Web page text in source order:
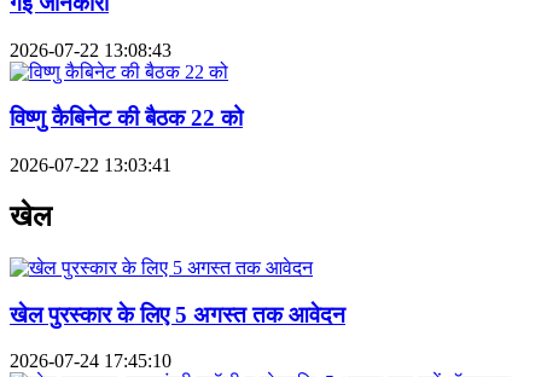
2026-07-22 13:08:43
विष्णु कैबिनेट की बैठक 22 को
2026-07-22 13:03:41
खेल
खेल पुरस्कार के लिए 5 अगस्त तक आवेदन
2026-07-24 17:45:10